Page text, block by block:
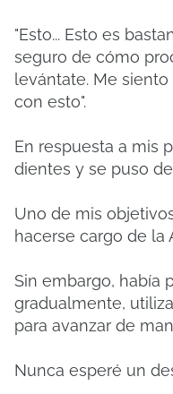
"Esto... Esto es
seguro de cómo
levántate. Me
con esto".
En respuesta a mis
dientes y se puso
Uno de mis
hacerse cargo de la
Sin embargo, había
gradualmente,
para avanzar de
Nunca esperé un